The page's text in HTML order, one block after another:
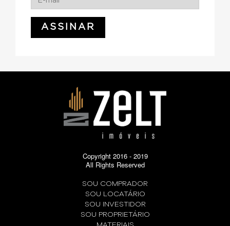
Copyright 2016 - 2019
All Rights Reserved
SOU COMPRADOR
SOU LOCATÁRIO
SOU INVESTIDOR
SOU PROPRIETÁRIO